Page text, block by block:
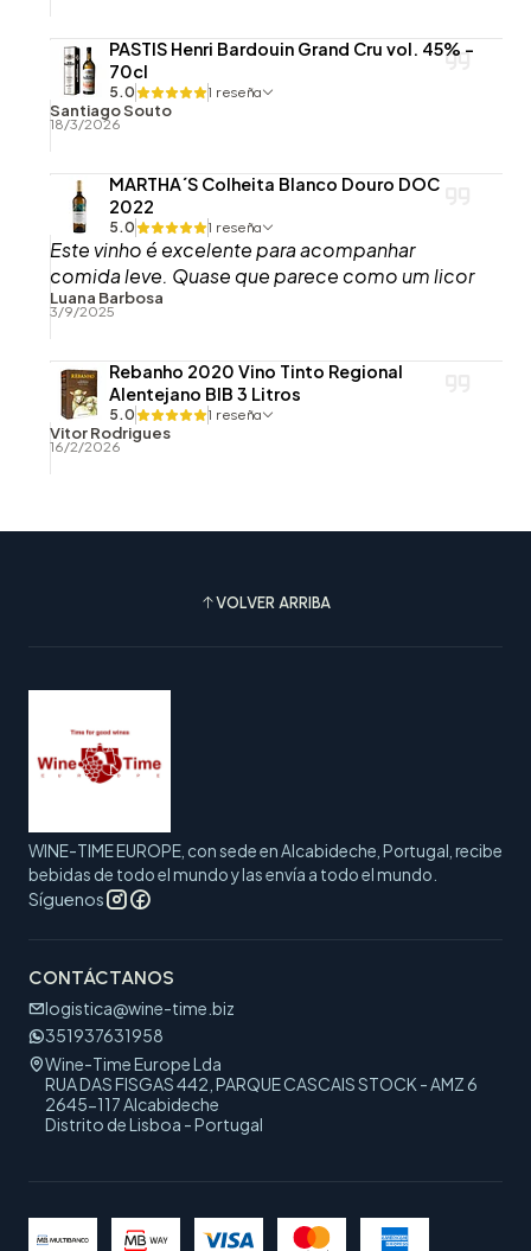
PASTIS Henri Bardouin Grand Cru vol. 45% -
70cl
5.0 1 reseña
Santiago Souto
18/3/2026
MARTHA´S Colheita Blanco Douro DOC
2022
5.0 1 reseña
Este vinho é excelente para acompanhar
comida leve. Quase que parece como um licor
Luana Barbosa
3/9/2025
Rebanho 2020 Vino Tinto Regional
Alentejano BIB 3 Litros
5.0 1 reseña
Vitor Rodrigues
16/2/2026
VOLVER ARRIBA
WINE-TIME EUROPE, con sede en Alcabideche, Portugal, recibe
bebidas de todo el mundo y las envía a todo el mundo.
Síguenos
CONTÁCTANOS
logistica@wine-time.biz
351937631958
Wine-Time Europe Lda
RUA DAS FISGAS 442, PARQUE CASCAIS STOCK - AMZ 6
2645-117 Alcabideche
Distrito de Lisboa - Portugal